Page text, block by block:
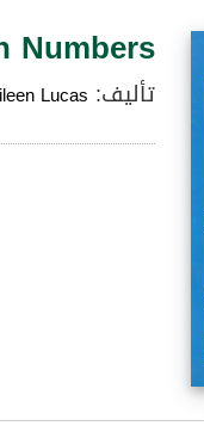
Numbers
تأليف: Lucas